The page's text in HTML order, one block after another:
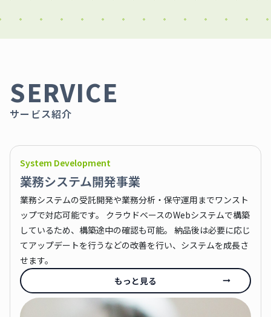
SERVICE
サービス紹介
System Development
業務システム開発事業
業務システムの受託開発や業務分析・保守運用までワンスト
ップで対応可能です。 クラウドベースのWebシステムで構築
しているため、構築途中の確認も可能。 納品後は必要に応じ
てアップデートを行うなどの改善を行い、システムを成長さ
せます。
もっと見る